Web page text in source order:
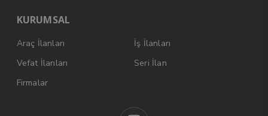
KURUMSAL
Araç İlanları
İş İlanları
Vefat İlanları
Seri İlan
Firmalar